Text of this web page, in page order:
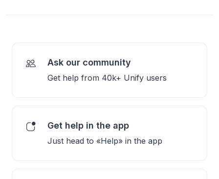
Ask our community
Get help from 40k+ Unify users
Get help in the app
Just head to «Help» in the app